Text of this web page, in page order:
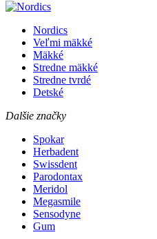
Nordics
Veľmi mäkké
Mäkké
Stredne mäkké
Stredne tvrdé
Detské
Dalšie značky
Spokar
Herbadent
Swissdent
Parodontax
Meridol
Megasmile
Sensodyne
Gum